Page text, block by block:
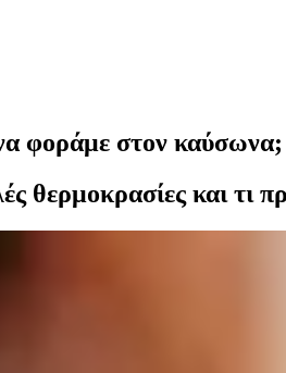
φοράμε στον καύσωνα;
θερμοκρασίες και τι